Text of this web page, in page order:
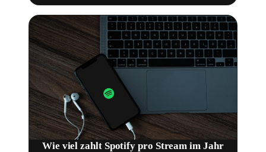
Wie viel zahlt Spotify pro Stream im Jahr